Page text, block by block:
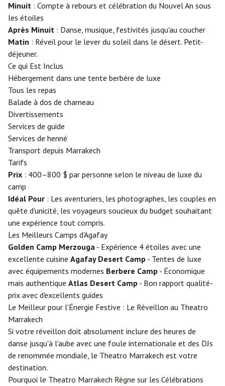
Minuit : Compte à rebours et célébration du Nouvel An sous
les étoiles
Après Minuit : Danse, musique, festivités jusqu'au coucher
Matin : Réveil pour le lever du soleil dans le désert. Petit-
déjeuner.
Ce qui Est Inclus
Hébergement dans une tente berbère de luxe
Tous les repas
Balade à dos de chameau
Divertissements
Services de guide
Services de henné
Transport depuis Marrakech
Tarifs
Prix : 400–800 $ par personne selon le niveau de luxe du
camp
Idéal Pour : Les aventuriers, les photographes, les couples en
quête d'unicité, les voyageurs soucieux du budget souhaitant
une expérience tout compris.
Les Meilleurs Camps d'Agafay
Golden Camp Merzouga - Expérience 4 étoiles avec une
excellente cuisine Agafay Desert Camp - Tentes de luxe
avec équipements modernes Berbere Camp - Économique
mais authentique Atlas Desert Camp - Bon rapport qualité-
prix avec d'excellents guides
Le Meilleur pour l'Énergie Festive : Le Réveillon au Theatro
Marrakech
Si votre réveillon doit absolument inclure des heures de
danse jusqu'à l'aube avec une foule internationale et des DJs
de renommée mondiale, le Theatro Marrakech est votre
destination.
Pourquoi le Theatro Marrakech Règne sur les Célébrations